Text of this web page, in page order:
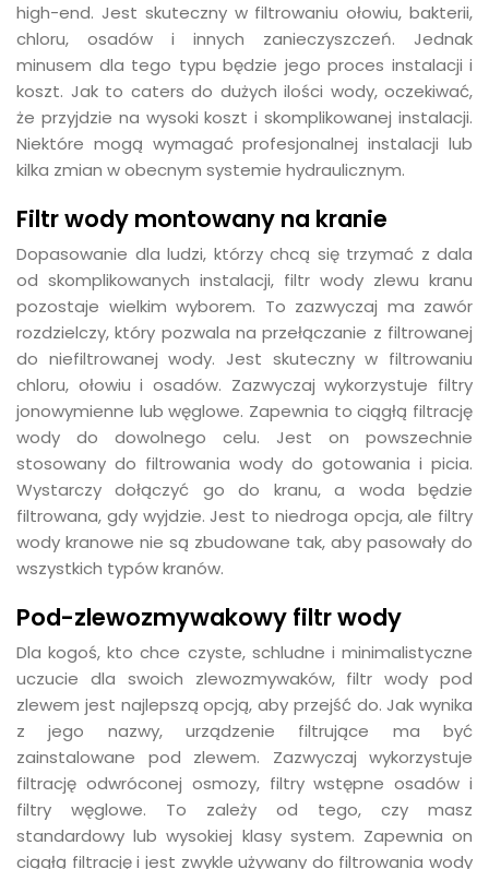
high-end. Jest skuteczny w filtrowaniu ołowiu, bakterii,
chloru, osadów i innych zanieczyszczeń. Jednak
minusem dla tego typu będzie jego proces instalacji i
koszt. Jak to caters do dużych ilości wody, oczekiwać,
że przyjdzie na wysoki koszt i skomplikowanej instalacji.
Niektóre mogą wymagać profesjonalnej instalacji lub
kilka zmian w obecnym systemie hydraulicznym.
Filtr wody montowany na kranie
Dopasowanie dla ludzi, którzy chcą się trzymać z dala
od skomplikowanych instalacji, filtr wody zlewu kranu
pozostaje wielkim wyborem. To zazwyczaj ma zawór
rozdzielczy, który pozwala na przełączanie z filtrowanej
do niefiltrowanej wody. Jest skuteczny w filtrowaniu
chloru, ołowiu i osadów. Zazwyczaj wykorzystuje filtry
jonowymienne lub węglowe. Zapewnia to ciągłą filtrację
wody do dowolnego celu. Jest on powszechnie
stosowany do filtrowania wody do gotowania i picia.
Wystarczy dołączyć go do kranu, a woda będzie
filtrowana, gdy wyjdzie. Jest to niedroga opcja, ale filtry
wody kranowe nie są zbudowane tak, aby pasowały do
wszystkich typów kranów.
Pod-zlewozmywakowy filtr wody
Dla kogoś, kto chce czyste, schludne i minimalistyczne
uczucie dla swoich zlewozmywaków, filtr wody pod
zlewem jest najlepszą opcją, aby przejść do. Jak wynika
z jego nazwy, urządzenie filtrujące ma być
zainstalowane pod zlewem. Zazwyczaj wykorzystuje
filtrację odwróconej osmozy, filtry wstępne osadów i
filtry węglowe. To zależy od tego, czy masz
standardowy lub wysokiej klasy system. Zapewnia on
ciągłą filtrację i jest zwykle używany do filtrowania wody